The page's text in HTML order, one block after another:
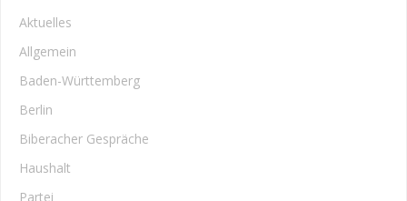
Aktuelles
Allgemein
Baden-Württemberg
Berlin
Biberacher Gespräche
Haushalt
Partei